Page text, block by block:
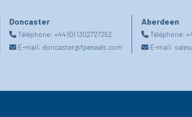
Doncaster
Téléphone:+44 (0) 1302727252
E-mail: doncaster@fpeseals.com
Aberdeen
Téléphone:
E-mail: